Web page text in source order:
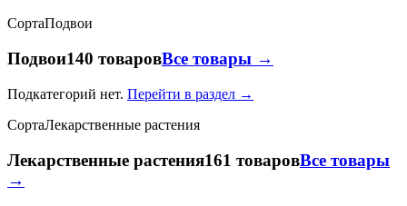
СортаПодвои
Подвои140 товаровВсе товары →
Подкатегорий нет. Перейти в раздел →
СортаЛекарственные растения
Лекарственные растения161 товаровВсе товары
→